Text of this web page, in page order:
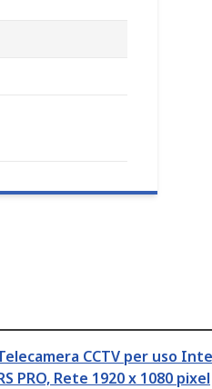
CCTV per uso
PRO, Rete 1920 x 1080 pixel